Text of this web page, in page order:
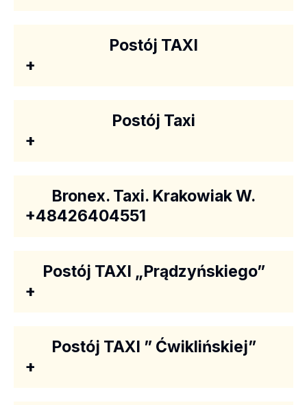
Postój TAXI
+
Postój Taxi
+
Bronex. Taxi. Krakowiak W.
+48426404551
Postój TAXI „Prądzyńskiego”
+
Postój TAXI ” Ćwiklińskiej”
+